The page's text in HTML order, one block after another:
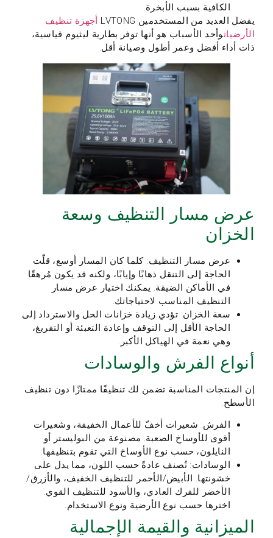
الكافية بسبب الأبخرة.
يفضل العديد من المستخدمين LVTONG
أجهزة تنظيف
الأرضياتوأحد الأسباب هو أنها توفر بطارية ليثيوم قياسية،
ذات أداء أفضل وعمر أطول وصيانة أقل.
عرض مسار التنظيف وسعة
الخزان
عرض مسار التنظيف: كلما كان المسار أوسع، قلّت
الحاجة إلى التنقل ذهابًا وإيابًا، ولكنه قد يكون مُرهقًا
في الأماكن الضيقة. يمكنك اختيار عرض مسار
التنظيف المناسب لاحتياجاتك.
سعة الخزان: تؤدي زيادة خزانات الحل والاسترداد إلى
الحاجة الأقل إلى التوقف وإعادة التعبئة أو التفريغ،
وهي نعمة في الهياكل الأكبر.
أنواع الفرش والوسادات
إن المنتجات المناسبة تضمن لك تنظيفًا ممتازًا دون تنظيف
الأسطح.
الفرش: شعيرات أخفّ للأعمال الخفيفة، وشعيرات
أقوى للأوساخ الصعبة. مصنوعة من البوليستر أو
النايلون، حسب نوع الأوساخ التي تقوم بتنظيفها.
الوسادات: تُصنف عادةً حسب اللون، مما يدل على
خشونتها. الأبيض/الأحمر للتنظيف الخفيف، والأزرق/
الأخضر للفرك العادي، والأسود للتنظيف القوي.
اخترها حسب نوع الأرضية ونوع الاستخدام.
الميزانية والقيمة الإجمالية